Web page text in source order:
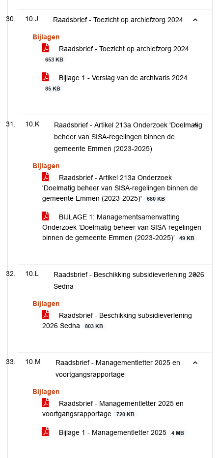
10.J Raadsbrief - Toezicht op archiefzorg 2024
Bijlagen
Raadsbrief - Toezicht op archiefzorg 2024
653 KB
Bijlage 1 - Verslag van de archivaris 2024
85 KB
10.K
Raadsbrief - Artikel 213a Onderzoek 'Doelmatig
beheer van SISA-regelingen binnen de
gemeente Emmen (2023-2025)
Bijlagen
Raadsbrief - Artikel 213a Onderzoek
'Doelmatig beheer van SISA-regelingen binnen de
gemeente Emmen (2023-2025)'
680 KB
BIJLAGE 1: Managementsamenvatting
Onderzoek ‘Doelmatig beheer van SISA-regelingen
binnen de gemeente Emmen (2023-2025)’
49 KB
10.L
Raadsbrief - Beschikking subsidieverlening 2026
Sedna
Bijlagen
Raadsbrief - Beschikking subsidieverlening
2026 Sedna
803 KB
10.M
Raadsbrief - Managementletter 2025 en
voortgangsrapportage
Bijlagen
Raadsbrief - Managementletter 2025 en
voortgangsrapportage
720 KB
Bijlage 1 - Managementletter 2025 4 MB